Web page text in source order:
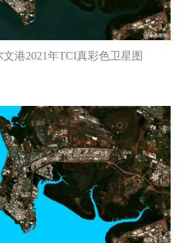
港2021年TCI真彩色卫星图